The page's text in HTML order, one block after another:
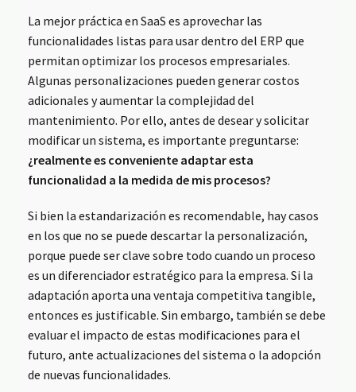
La mejor práctica en SaaS es aprovechar las
funcionalidades listas para usar dentro del ERP que
permitan optimizar los procesos empresariales.
Algunas personalizaciones pueden generar costos
adicionales y aumentar la complejidad del
mantenimiento. Por ello, antes de desear y solicitar
modificar un sistema, es importante preguntarse:
¿realmente es conveniente adaptar esta
funcionalidad a la medida de mis procesos?
Si bien la estandarización es recomendable, hay casos
en los que no se puede descartar la personalización,
porque puede ser clave sobre todo cuando un proceso
es un diferenciador estratégico para la empresa. Si la
adaptación aporta una ventaja competitiva tangible,
entonces es justificable. Sin embargo, también se debe
evaluar el impacto de estas modificaciones para el
futuro, ante actualizaciones del sistema o la adopción
de nuevas funcionalidades.